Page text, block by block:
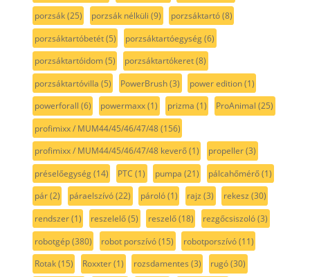
porzsák(25) porzsák nélküli (9) porzsáktartó(8)
porzsáktartóbetét(5) porzsáktartóegység(6)
porzsáktartóidom(5) porzsáktartókeret(8)
porzsáktartóvilla (5) PowerBrush(3) power edition(1)
powerforall (6) powermaxx(1) prizma (1) ProAnimal (25)
profimixx / MUM44/45/46/47/48(156)
profimixx / MUM44/45/46/47/48 keverő(1) propeller(3)
préselőegység(14) PTC (1) pumpa (21) pálcahőmérő(1)
pár(2) páraelszívó(22) pároló(1) rajz (3) rekesz (30)
rendszer(1) reszelelő(5) reszelő(18) rezgőcsiszoló(3)
robotgép(380) robot porszívó(15) robotporszívó(11)
Rotak(15) Roxxter(1) rozsdamentes (3) rugó(30)